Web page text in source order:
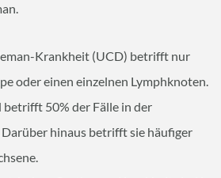
Krankheit (UCD) betrifft nur
oder einen einzelnen Lymphknoten.
betrifft 50% der Fälle in der
hinaus betrifft sie häufiger